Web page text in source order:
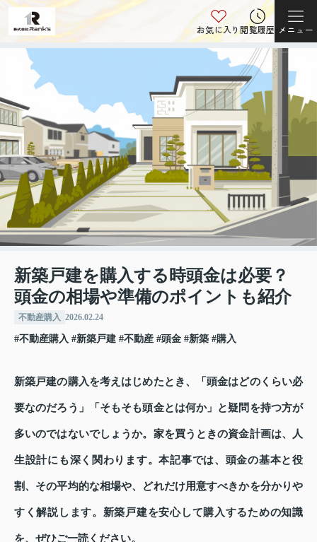
お気に入り閲覧履歴 メニュー
新築戸建を購入する時頭金は必要？
頭金の相場や準備のポイントも紹介
不動産購入 2026.02.24
#不動産購入 #新築戸建 #不動産 #頭金 #新築 #購入
新築戸建の購入を考えはじめたとき、「頭金はどのくらい必
要なのだろう」「そもそも頭金とは何か」と疑問を持つ方が
多いのではないでしょうか。家を買うときの資金計画は、人
生設計にも深く関わります。本記事では、頭金の基本と役
割、その平均的な相場や、どれだけ用意すべきかを分かりや
すく解説します。新築戸建を安心して購入するための知識
を、ぜひご一読ください。